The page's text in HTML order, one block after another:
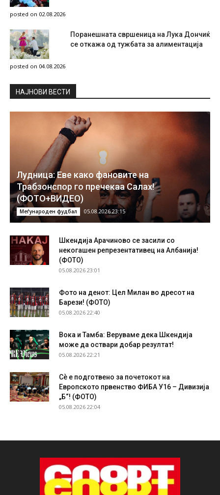
posted on 02.08.2026
Поранешната свршеница на Лука Дончиќ
се откажа од тужбата за алиментација
posted on 04.08.2026
НAЈНОВИ ВЕСТИ
Лудница: Еве како фановите на
Трабзонспор го пречекаа Салах!
(ФОТО+ВИДЕО)
Меѓународен фудбал 05.08.2026 23:15
Шкендија Арачиново се засили со
некогашен репрезентативец на Албанија!
(ФОТО)
05.08.2026 23:01
Фото на денот: Цел Милан во дресот на
Барези! (ФОТО)
05.08.2026 22:40
Вока и Тамба: Веруваме дека Шкендија
може да оствари добар резултат!
05.08.2026 22:21
Сѐ е подготвено за почетокот на
Европското првенство ФИБА У16 – Дивизија
„Б“! (ФОТО)
05.08.2026 22:04